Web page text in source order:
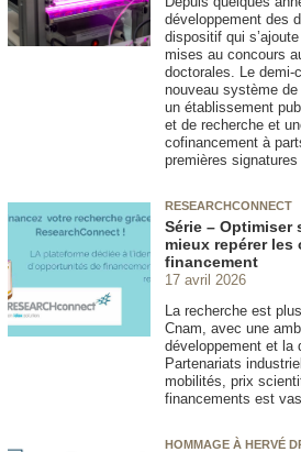
développement des
dispositif qui
mises au concours
doctorales. Le demi-
nouveau système
un établissement
et de recherche et
cofinancement à
premières
RESEARCHCONNECT
Série – Optimiser
mieux repérer
financement
17 avril 2026
La recherche est
Cnam, avec une
développement et la
Partenariats
mobilités, prix
financements est
HOMMAGE À HERVÉ